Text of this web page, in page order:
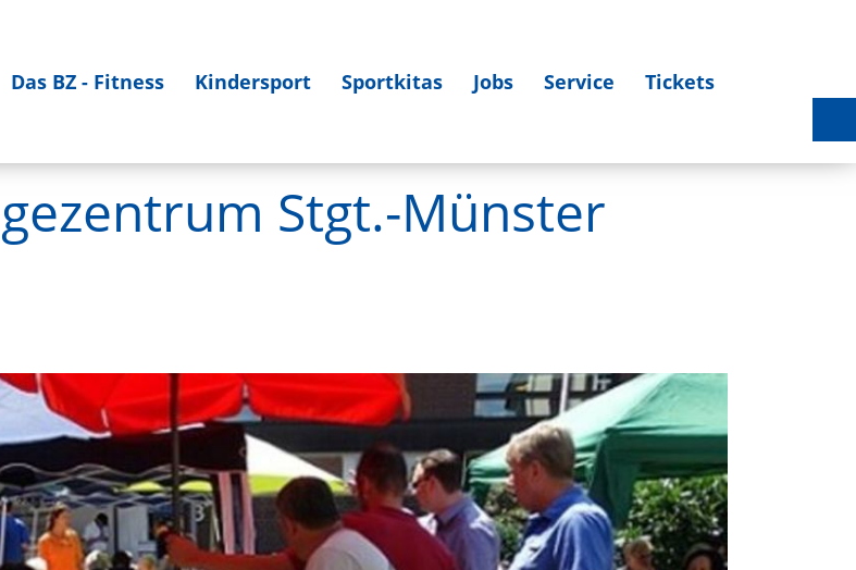
Das BZ - Fitness Kindersport Sportkitas Jobs Service Tickets
Stgt.-Münster